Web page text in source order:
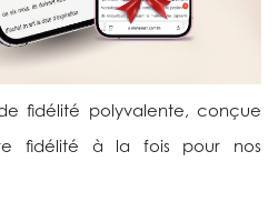
fidélité polyvalente, conçue
fidélité à la fois pour nos